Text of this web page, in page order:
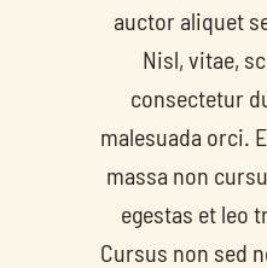
auctor aliquet
Nisl, vitae,
consectetur
malesuada orci.
massa non
egestas et leo
Cursus non sed